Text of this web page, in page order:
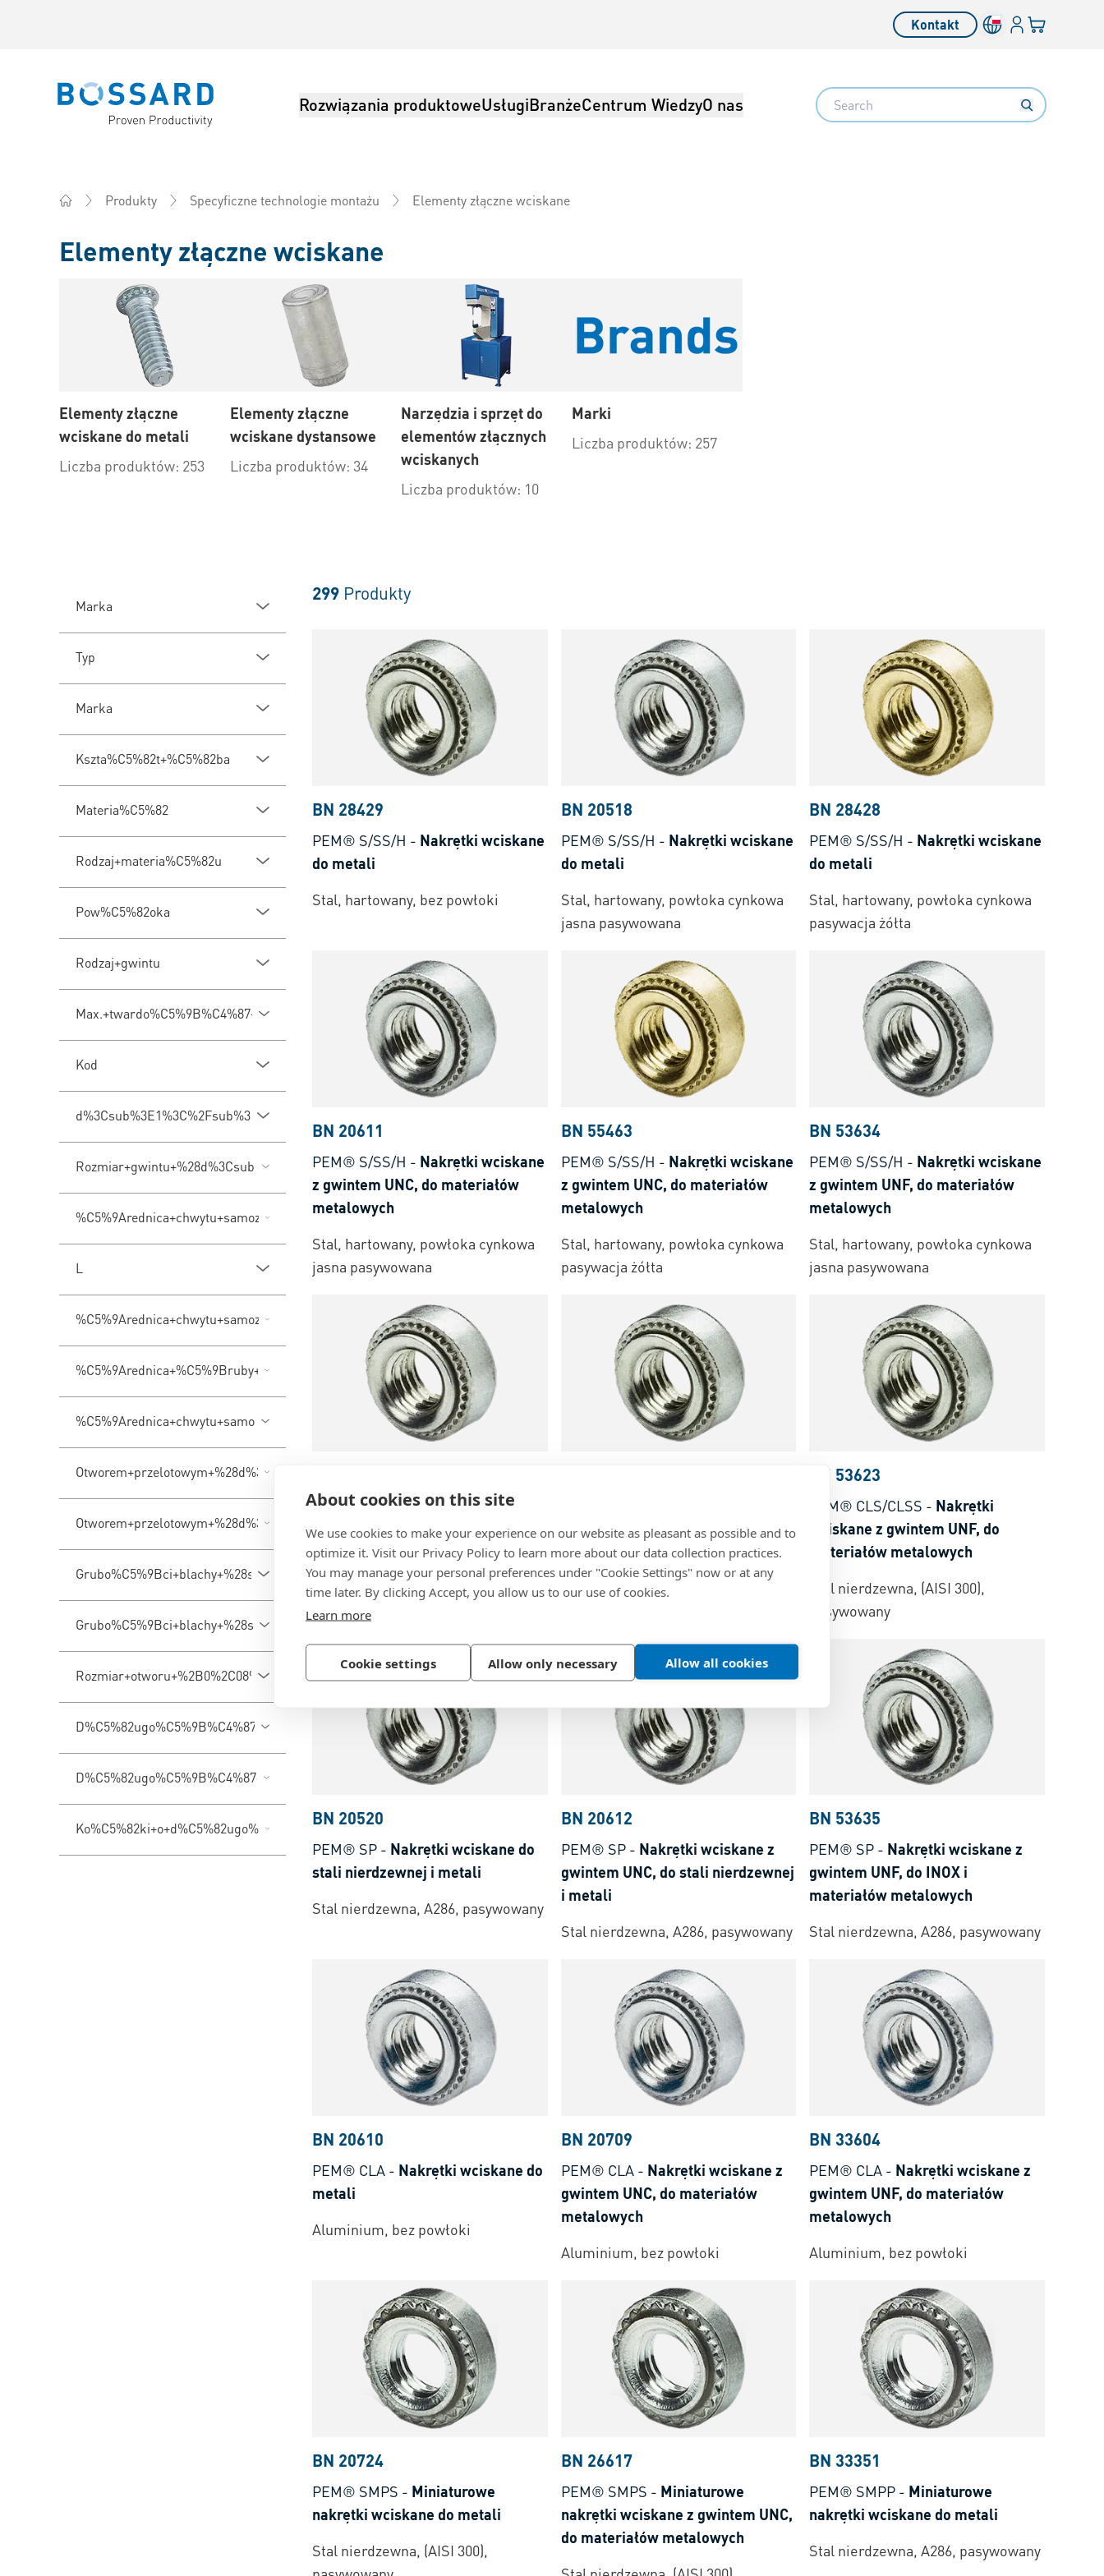
About cookies on this site
We use cookies to make your experience on our website as pleasant as possible and to
optimize it. Visit our Privacy Policy to learn more about our data collection practices.
You may manage your personal preferences under "Cookie Settings" now or at any
time later. By clicking Accept, you allow us to our use of cookies.
Learn more
Cookie settings Allow only necessary Allow all cookies
Kontakt LoginTwój koszyk
Bossard homepage Rozwiązania produktoweUsługiBranżeCentrum WiedzyO nas Search
Produkty Specyficzne technologie montażu Elementy złączne wciskane
Elementy złączne wciskane
Elementy złączne
wciskane do metali
Liczba produktów: 253
Elementy złączne
wciskane dystansowe
Liczba produktów: 34
Narzędzia i sprzęt do
elementów złącznych
wciskanych
Liczba produktów: 10
Marki
Liczba produktów: 257
Marka
Typ
Marka
Kszta%C5%82t+%C5%82ba
Materia%C5%82
Rodzaj+materia%C5%82u
Pow%C5%82oka
Rodzaj+gwintu
Max.+twardo%C5%9B%C4%87+blachy
Kod
d%3Csub%3E1%3C%2Fsub%3E
Rozmiar+gwintu+%28d%3Csub%3E1%3C%2Fsub%3E%29
%C5%9Arednica+chwytu+samozaciskaj%C4%85cego+%28d%3Csub%3E1%3C%2Fsub%3E%29
L
%C5%9Arednica+chwytu+samozaciskaj%C4%85cego+%28d%3Csub%3E1%3C%2Fsub%3E+%C2%B10%2C08%29
%C5%9Arednica+%C5%9Bruby+%28d%3Csub%3E1%3C%2Fsub%3E+%C2%B10%2C05%29
%C5%9Arednica+chwytu+samozaciskaj%C4%85cego
Otworem+przelotowym+%28d%3Csub%3E2%3C%2Fsub%3E+%2B0%2C08%2F0%29
Otworem+przelotowym+%28d%3Csub%3E3%3C%2Fsub%3E+%2B0%2C08%2F0%29
Grubo%C5%9Bci+blachy+%28s%29
Grubo%C5%9Bci+blachy+%28s+min.%29
Rozmiar+otworu+%2B0%2C08%2F0
D%C5%82ugo%C5%9B%C4%87+%28L+max.%29
D%C5%82ugo%C5%9B%C4%87+dystansu+%28L+%2B0%2C13%2F0%29
Ko%C5%82ki+o+d%C5%82ugo%C5%9Bci+%28L%3Csub%3E1%3C%2Fsub%3E+%C2%B10%2C075%29
299 Produkty
BN 28429
PEM® S/SS/H - Nakrętki wciskane
do metali
Stal, hartowany, bez powłoki
BN 20518
PEM® S/SS/H - Nakrętki wciskane
do metali
Stal, hartowany, powłoka cynkowa
jasna pasywowana
BN 28428
PEM® S/SS/H - Nakrętki wciskane
do metali
Stal, hartowany, powłoka cynkowa
pasywacja żółta
BN 20611
PEM® S/SS/H - Nakrętki wciskane
z gwintem UNC, do materiałów
metalowych
Stal, hartowany, powłoka cynkowa
jasna pasywowana
BN 55463
PEM® S/SS/H - Nakrętki wciskane
z gwintem UNC, do materiałów
metalowych
Stal, hartowany, powłoka cynkowa
pasywacja żółta
BN 53634
PEM® S/SS/H - Nakrętki wciskane
z gwintem UNF, do materiałów
metalowych
Stal, hartowany, powłoka cynkowa
jasna pasywowana
PEM® CLS/CLSS -Nakrętki
wciskane do metali
Stal nierdzewna, (AISI 300),
pasywowany
wciskane z gwintem UNC, do
materiałów metalowych
Stal nierdzewna, (AISI 300),
BN 53623
PEM® CLS/CLSS - Nakrętki
wciskane z gwintem UNF, do
materiałów metalowych
Stal nierdzewna, (AISI 300),
pasywowany
BN 20520
PEM® SP - Nakrętki wciskane do
stali nierdzewnej i metali
Stal nierdzewna, A286, pasywowany
BN 20612
PEM® SP- Nakrętki wciskane z
gwintem UNC, do stali nierdzewnej
i metali
Stal nierdzewna, A286, pasywowany
BN 53635
PEM® SP - Nakrętki wciskane z
gwintem UNF, do INOX i
materiałów metalowych
Stal nierdzewna, A286, pasywowany
BN 20610
PEM® CLA - Nakrętki wciskane do
metali
Aluminium, bez powłoki
BN 20709
PEM® CLA- Nakrętki wciskane z
gwintem UNC, do materiałów
metalowych
Aluminium, bez powłoki
BN 33604
PEM® CLA - Nakrętki wciskane z
gwintem UNF, do materiałów
metalowych
Aluminium, bez powłoki
BN 20724
PEM® SMPS - Miniaturowe
nakrętki wciskane do metali
Stal nierdzewna, (AISI 300),
BN 26617
PEM® SMPS - Miniaturowe
nakrętki wciskane z gwintem UNC,
do materiałów metalowych
BN 33351
PEM® SMPP - Miniaturowe
nakrętki wciskane do metali
Stal nierdzewna, A286, pasywowany